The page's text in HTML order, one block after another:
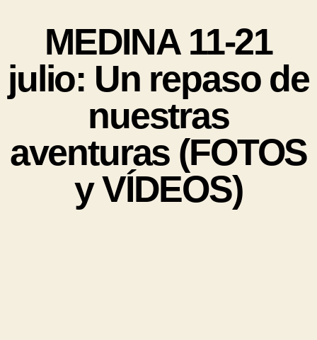
MEDINA 11-21
julio: Un repaso de
nuestras
aventuras (FOTOS
y VÍDEOS)